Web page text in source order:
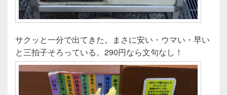
サクッと一分で出てきた。まさに安い・ウマい・早い
と三拍子そろっている。290円なら文句なし！